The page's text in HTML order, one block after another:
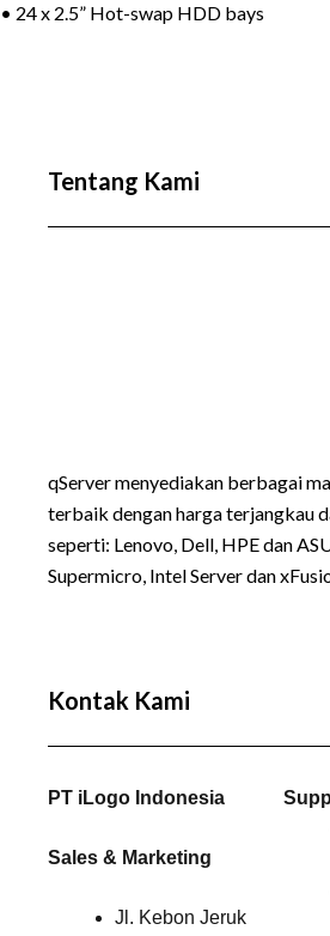
• 24 x 2.5” Hot-swap HDD bays
Tentang Kami
qServer menyediakan berbagai
terbaik dengan harga terjangkau
seperti: Lenovo, Dell, HPE dan
Supermicro, Intel Server dan
Kontak Kami
PT iLogo Indonesia
Sales & Marketing
Jl. Kebon Jeruk